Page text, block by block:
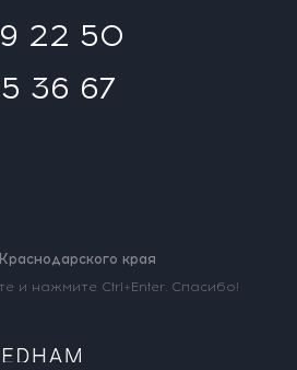
22 50
36 67
края
и нажмите Ctrl+Enter. Спасибо!